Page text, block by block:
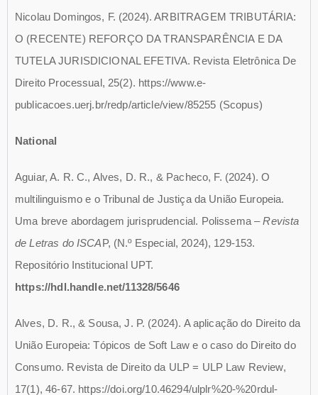
Nicolau Domingos, F. (2024). ARBITRAGEM TRIBUTÁRIA:
O (RECENTE) REFORÇO DA TRANSPARÊNCIA E DA
TUTELA JURISDICIONAL EFETIVA. Revista Eletrônica De
Direito Processual, 25(2). https://www.e-
publicacoes.uerj.br/redp/article/view/85255 (Scopus)
National
Aguiar, A. R. C., Alves, D. R., & Pacheco, F. (2024). O
multilinguismo e o Tribunal de Justiça da União Europeia.
Uma breve abordagem jurisprudencial. Polissema –Revista
de Letras do ISCAP, (N.º Especial, 2024), 129-153.
Repositório Institucional UPT.
https://hdl.handle.net/11328/5646
Alves, D. R., & Sousa, J. P. (2024). A aplicação do Direito da
União Europeia: Tópicos de Soft Law e o caso do Direito do
Consumo. Revista de Direito da ULP = ULP Law Review,
17(1), 46-67. https://doi.org/10.46294/ulplr%20-%20rdul-